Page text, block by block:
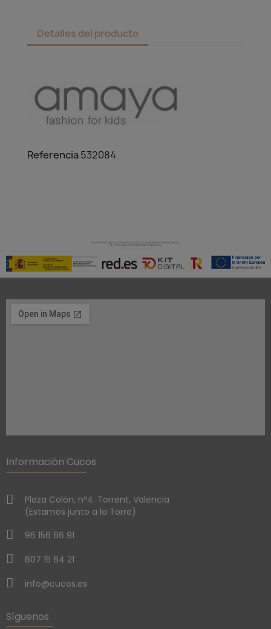
Detalles del producto
Referencia532084
Información Cucos
Plaza Colón, nº4. Torrent, Valencia
(Estamos junto a la Torre)
96 156 66 91
607 15 64 21
info@cucos.es
Síguenos